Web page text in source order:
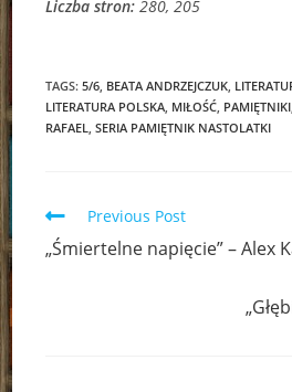
Liczba stron:280, 205
TAGS:5/6 BEATA ANDRZEJCZUK
LITERATURA POLSKA MIŁOŚĆ PAMIĘTNIKI
RAFAEL
SERIA PAMIĘTNIK NASTOLATKI
Read
more
articles
Previous Post
„Śmiertelne napięcie” – Alex